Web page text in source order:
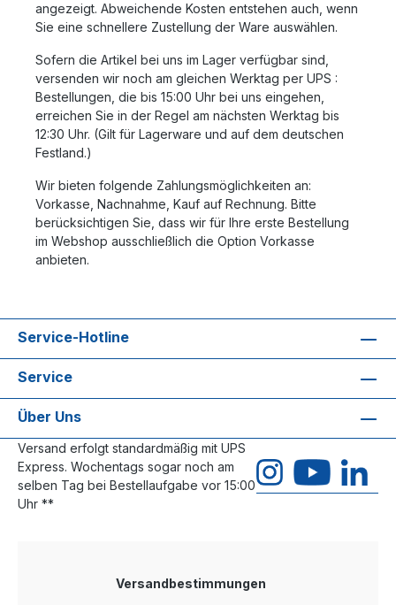
angezeigt. Abweichende Kosten entstehen auch, wenn
Sie eine schnellere Zustellung der Ware auswählen.
Sofern die Artikel bei uns im Lager verfügbar sind,
versenden wir noch am gleichen Werktag per UPS :
Bestellungen, die bis 15:00 Uhr bei uns eingehen,
erreichen Sie in der Regel am nächsten Werktag bis
12:30 Uhr. (Gilt für Lagerware und auf dem deutschen
Festland.)
Wir bieten folgende Zahlungsmöglichkeiten an:
Vorkasse, Nachnahme, Kauf auf Rechnung. Bitte
berücksichtigen Sie, dass wir für Ihre erste Bestellung
im Webshop ausschließlich die Option Vorkasse
anbieten.
Service-Hotline
Service
Über Uns
Versand erfolgt standardmäßig mit UPS
Express. Wochentags sogar noch am
selben Tag bei Bestellaufgabe vor 15:00
Uhr **
Versandbestimmungen